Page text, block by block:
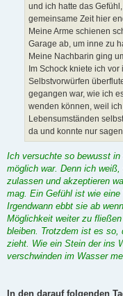
und ich hatte das
gemeinsame Zeit hier
Meine Arme schienen
Garage ab, um inne zu
Meine Nachbarin ging
Im Schock kniete ich
Selbstvorwürfen
gegangen war, wie ich
wenden können, weil
Lebensumständen
da und konnte nur
Ich versuchte so bewusst
möglich war. Denn ich
zulassen und akzeptieren
mag. Ein Gefühl ist wie eine
Irgendwann ebbt sie ab
Möglichkeit weiter zu
bleiben. Trotzdem ist es so,
zieht. Wie ein Stein der ins
verschwinden im Wasser
In den darauf folgenden